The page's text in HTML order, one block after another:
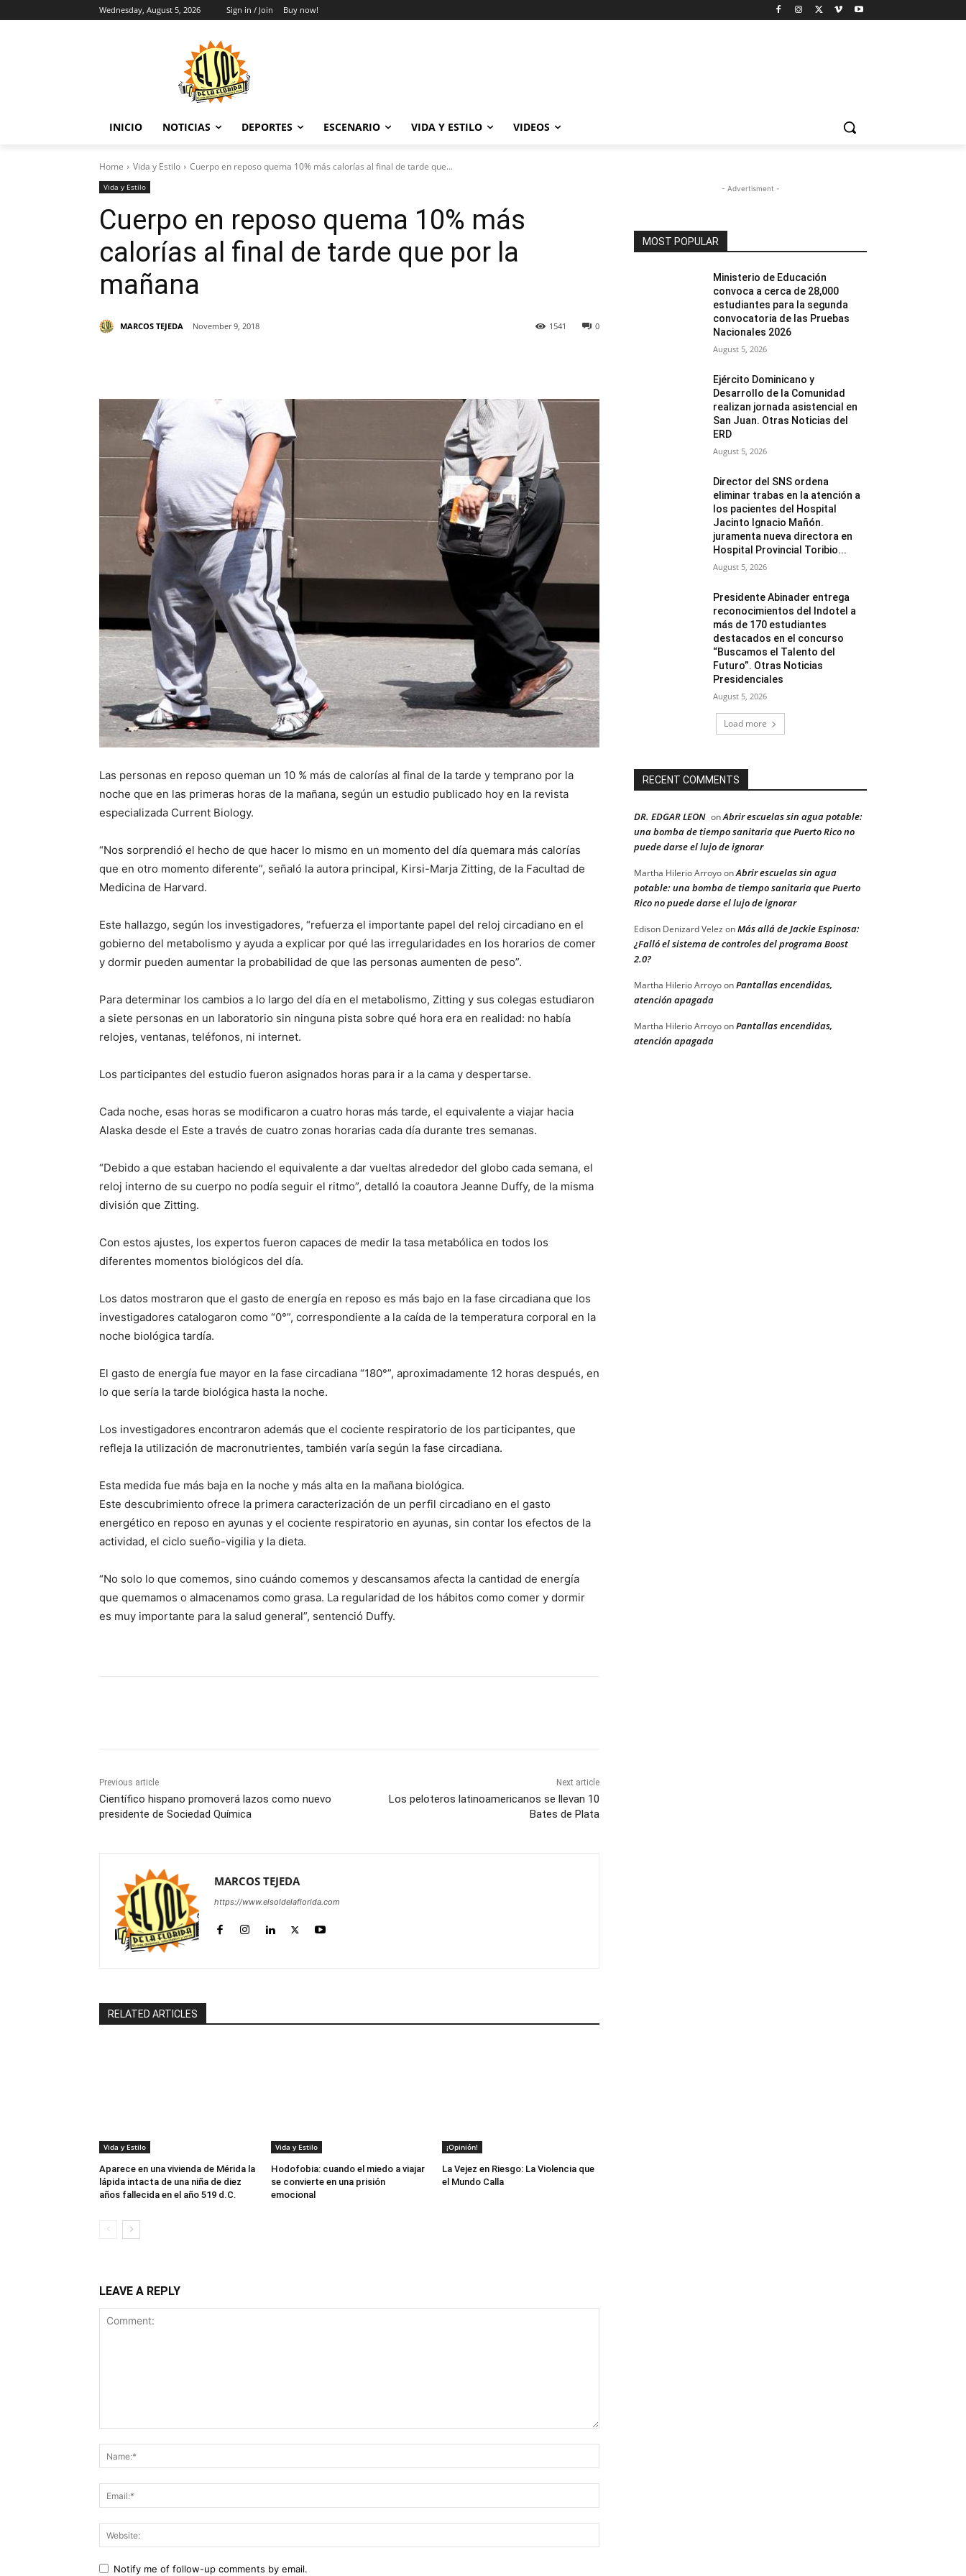
Wednesday, August 5, 2026 Sign in / Join Buy now!
INICIO NOTICIAS DEPORTES ESCENARIO VIDA Y ESTILO VIDEOS
Home Vida y Estilo Cuerpo en reposo quema 10% más calorías al final de tarde que...
Vida y Estilo
Cuerpo en reposo quema 10% más
calorías al final de tarde que por la
mañana
MARCOS TEJEDA November 9, 2018 0
1541
Las personas en reposo queman un 10 % más de calorías al final de la tarde y temprano por la
noche que en las primeras horas de la mañana, según un estudio publicado hoy en la revista
especializada Current Biology.
“Nos sorprendió el hecho de que hacer lo mismo en un momento del día quemara más calorías
que en otro momento diferente”, señaló la autora principal, Kirsi-Marja Zitting, de la Facultad de
Medicina de Harvard.
Este hallazgo, según los investigadores, “refuerza el importante papel del reloj circadiano en el
gobierno del metabolismo y ayuda a explicar por qué las irregularidades en los horarios de comer
y dormir pueden aumentar la probabilidad de que las personas aumenten de peso”.
Para determinar los cambios a lo largo del día en el metabolismo, Zitting y sus colegas estudiaron
a siete personas en un laboratorio sin ninguna pista sobre qué hora era en realidad: no había
relojes, ventanas, teléfonos, ni internet.
Los participantes del estudio fueron asignados horas para ir a la cama y despertarse.
Cada noche, esas horas se modificaron a cuatro horas más tarde, el equivalente a viajar hacia
Alaska desde el Este a través de cuatro zonas horarias cada día durante tres semanas.
“Debido a que estaban haciendo el equivalente a dar vueltas alrededor del globo cada semana, el
reloj interno de su cuerpo no podía seguir el ritmo”, detalló la coautora Jeanne Duffy, de la misma
división que Zitting.
Con estos ajustes, los expertos fueron capaces de medir la tasa metabólica en todos los
diferentes momentos biológicos del día.
Los datos mostraron que el gasto de energía en reposo es más bajo en la fase circadiana que los
investigadores catalogaron como “0°”, correspondiente a la caída de la temperatura corporal en la
noche biológica tardía.
El gasto de energía fue mayor en la fase circadiana “180°”, aproximadamente 12 horas después, en
lo que sería la tarde biológica hasta la noche.
Los investigadores encontraron además que el cociente respiratorio de los participantes, que
refleja la utilización de macronutrientes, también varía según la fase circadiana.
Esta medida fue más baja en la noche y más alta en la mañana biológica.
Este descubrimiento ofrece la primera caracterización de un perfil circadiano en el gasto
energético en reposo en ayunas y el cociente respiratorio en ayunas, sin contar los efectos de la
actividad, el ciclo sueño-vigilia y la dieta.
“No solo lo que comemos, sino cuándo comemos y descansamos afecta la cantidad de energía
que quemamos o almacenamos como grasa. La regularidad de los hábitos como comer y dormir
es muy importante para la salud general”, sentenció Duffy.
Previous article
Científico hispano promoverá lazos como nuevo
presidente de Sociedad Química
Next article
Los peloteros latinoamericanos se llevan 10
Bates de Plata
MARCOS TEJEDA
https://www.elsoldelaflorida.com
RELATED ARTICLES
Vida y Estilo
Aparece en una vivienda de Mérida la
lápida intacta de una niña de diez
años fallecida en el año 519 d.C.
Vida y Estilo
Hodofobia: cuando el miedo a viajar
se convierte en una prisión
emocional
¡Opinión!
La Vejez en Riesgo: La Violencia que
el Mundo Calla
LEAVE A REPLY
Notify me of follow-up comments by email.
- Advertisment -
MOST POPULAR
Ministerio de Educación
convoca a cerca de 28,000
estudiantes para la segunda
convocatoria de las Pruebas
Nacionales 2026
August 5, 2026
Ejército Dominicano y
Desarrollo de la Comunidad
realizan jornada asistencial en
San Juan. Otras Noticias del
ERD
August 5, 2026
Director del SNS ordena
eliminar trabas en la atención a
los pacientes del Hospital
Jacinto Ignacio Mañón.
juramenta nueva directora en
Hospital Provincial Toribio...
August 5, 2026
Presidente Abinader entrega
reconocimientos del Indotel a
más de 170 estudiantes
destacados en el concurso
“Buscamos el Talento del
Futuro”. Otras Noticias
Presidenciales
August 5, 2026
Load more
RECENT COMMENTS
DR. EDGAR LEON onAbrir escuelas sin agua potable:
una bomba de tiempo sanitaria que Puerto Rico no
puede darse el lujo de ignorar
Martha Hilerio ArroyoonAbrir escuelas sin agua
potable: una bomba de tiempo sanitaria que Puerto
Rico no puede darse el lujo de ignorar
Edison Denizard Velez onMás allá de Jackie Espinosa:
¿Falló el sistema de controles del programa Boost
2.0?
Martha Hilerio ArroyoonPantallas encendidas,
atención apagada
Martha Hilerio ArroyoonPantallas encendidas,
atención apagada